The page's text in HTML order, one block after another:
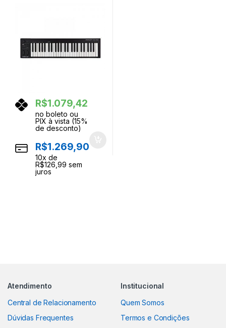
R$1.079,42
no boleto ou
PIX à vista (15%
de desconto)
R$1.269,90
10x de
R$126,99 sem
juros
Atendimento
Central de Relacionamento
Dúvidas Frequentes
Institucional
Quem Somos
Termos e Condições